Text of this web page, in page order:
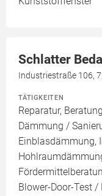
Schlatter
Industriestraße 106,
TÄTIGKEITEN
Reparatur,
Dämmung /
Einblasdämmung,
Blower-Door-Test